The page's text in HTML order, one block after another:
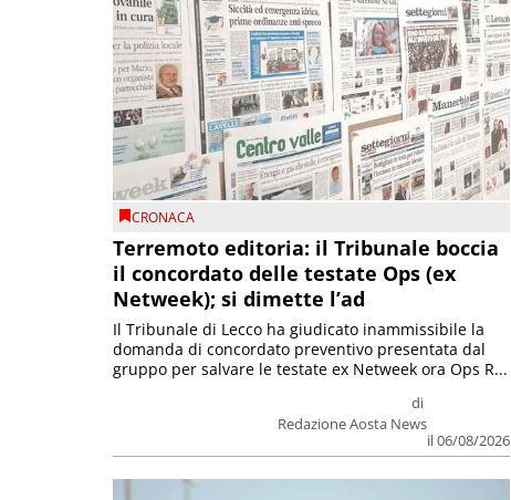
CRONACA
Terremoto editoria: il Tribunale boccia
il concordato delle testate Ops (ex
Netweek); si dimette l’ad
di
Redazione Aosta News
il 06/08/2026
Il Tribunale di Lecco ha giudicato inammissibile la
domanda di concordato preventivo presentata dal
gruppo per salvare le testate ex Netweek ora Ops R...